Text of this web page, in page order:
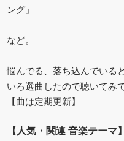
ング」
など。
悩んでる、落ち込んでいる
いろ選曲したので聴いてみ
【曲は定期更新】
【人気・関連 音楽テーマ】